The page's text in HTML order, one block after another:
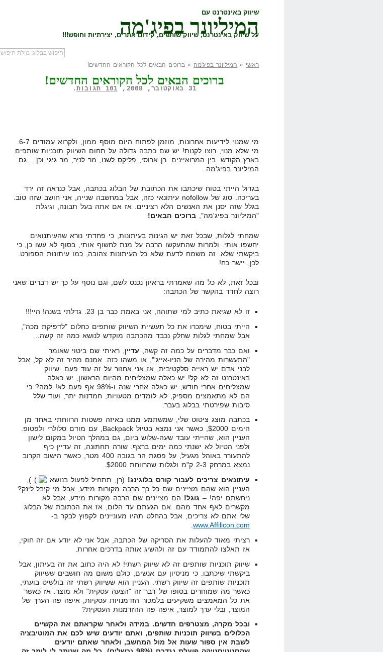
שיווק באינטרנט עם
המיליונר בפיג'מה
על שיווק באינטרנט, שיווק שותפים, קידום אתרים, יצירתיות וחופש!!!
הבלוג
ראשי » המיליונר בפיג'מה » ברוכים הבאים לכל הקוראים החדשים!
ברוכים הבאים לכל הקוראים החדשים!
31 באוקטובר, 2008, 101 תגובות .
מי שמנוי לידיעות אחרונות, מוזמן לפתוח היום מוסף ממון, ולקרוא עמודים 6-7.
מי שלא מנוי, רוצו לקנות! יש שם כתבה גדולה על תחום השיווק תוכניות שותפים
בארץ הקודש. בין המרואיינים: רן ארוסי, פליקס לשנו, מר לניר, מר גיגי וכן… גם
המיליונר בפיג'מה.
בגדול הייתי בטוח שיכתבו את הכתובת של הבלוג בכתבה, אבל כנראה זה ירד
בעריכה. סוג של nofollow עיתונאי כזה, אבל במחשבה שנייה, אני חושב שזה טוב.
בגלל שזה יסנן את האנשים הלא רציניים. אז אם אתה בעל תבונה, וגיגלת
"המיליונר בפיג'מה", ברוכים הבאים!
שמחתי לגלות, שבכל זאת יש הגינות בעיתונות, כי פחדתי נורא שהעיתנואים
יחשפו אותי. ולמרות שהתעקשו הרבה על מנת לחשוף אותי, בסוף לא עשו כן, כי
ביקשתי שלא. זה משמח לדעת שלא כל העיתונות צהובה, כמו עיתונות הספורט.
לכן, יישר כח!
ובכל זאת, לא כל מה שאמרתי בראיון נכנס לשם, וגם נוסף על כך יש דברים שאני
רוצה לחדד בהקשר של הכתבה:
זו לא שגיאת כתיב למי שתוהה, אני באמת כבר בן 23. גדלתי בשנה! היי!!!
הייתי בטוח, שימכרו את כל תעשיית השיווק שותפים כחלום "לדפיקת מכה",
אבל שמחתי לגלות שחלק נכבד מהכתבה מוקדש לנושא כמה זה קשה…
ואם כבר מדברים על כמה זה קשה, עדיין , ראיתי שם ביטוי שאומר
"התעשרות מהירה של הניו-אייג'", או משהו כזה. אמנם מהיר זה לא קל, אבל
לבני אדם יש ראייה סלקטיבית, אז אני אחזור על זה עוד פעם. שיווק
באינטרנט זה לא קל! יש כאלה שמצליחים מהיום הראשון, יש כאלה
שמצליחים אחרי חודש, יש כאלה אחרי שנה ו-98% אף פעם לא! למה? כי
הם לא מתאמצים מספיק, לא לומדים מטעויות, חמדנות יתר, ועוד שלל
סיבות שפירטתי בבלוג בעבר.
בכתבה מוצג ציטוט שלי, שמשתמע ממנו באיזה פשטות הרווחתי באחד מן
הימים $2000, כאשר אני נמצא בטיול Backpack, עם מודם סלולרי ולפטופ.
העניין הוא, שהייתי עובד שעה-שלוש ביום, גם במהלך הטיול במקום לישון
ולפני הטיול לא ישנתי כמה ימים ברצף. שורה תחתונה, זה עדיין כיף
להתעורר באוהל מגעיל, על פסגת הר בגובה 400 מטר, כאשר הישוב הקרוב
נמצא במרחק 2-3 ק"מ ולגלות שהרווחת $2000.
עיתונאים צריכים לעבור קורס בלוגינג! (רן, תתחיל לפעול בנושא
),
העניין הוא שהם מציינים שם כל כך הרבה מקורות מידע, אבל מי קיבל לינק?
ניחשתם יפה! – גוגל! הם מציינים שם הרבה מקורות מידע, אבל לא
מקשרים לאף אחד מהם. אם הגעתם עד הלום, אז את הכתובת של הבלוג
שלי אתם לא צריכים, אבל בהחלט תהיו מעוניינים לקפוץ לבקר ב-
www.Affilicon.com
רציתי מאוד להעלות את הסריקה של הכתבה, אבל אני לא יודע אם זה חוקי,
אז תאלצו להתמודד עם זה ולהשיג אותה בדרכים אחרות.
שיווק תוכניות שותפים זה לא שיווק רשתי! לא היה כתוב את זה בעיתון, אבל
ביקשתי שיכתבו. כי מניסיון עם אנשים, כולם משום מה חושבים ששיווק
תוכניות שותפים זה שיווק רשתי. העניין הוא ששיווק רשתי זה בולשיט בועתי,
כאשר מה שמוחרים בסופו של דבר זה "הצעה עסקית" ולא מוצר. אז כאשר
את כל המאמצים משקיעים בלמכור הזדמנויות עסקיות, איפה פה הערך של
המוצר, ובלי ערך למוצר, איפה פה ההזדמנות העסקית?
ובכל מקרה, מצטרפים חדשים. במידה ולאחר שקראתם את הקשיים
הכלולים בשיווק תוכניות שותפים, ואתם יודעים שיש לכם את המוטיבציה
לשבת אין ספור שעות אל מול המחשב, ולאחר שאתם יודעים